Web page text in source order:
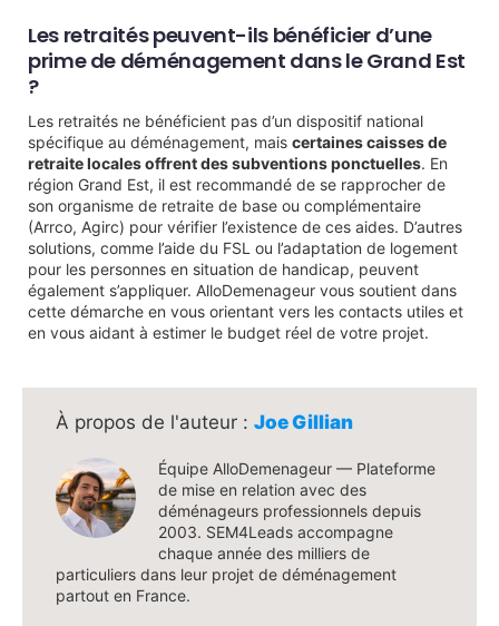
Les retraités peuvent-ils bénéficier d’une
prime de déménagement dans le Grand Est
?
Les retraités ne bénéficient pas d’un dispositif national
spécifique au déménagement, mais certaines caisses de
retraite locales offrent des subventions ponctuelles. En
région Grand Est, il est recommandé de se rapprocher de
son organisme de retraite de base ou complémentaire
(Arrco, Agirc) pour vérifier l’existence de ces aides. D’autres
solutions, comme l’aide du FSL ou l’adaptation de logement
pour les personnes en situation de handicap, peuvent
également s’appliquer. AlloDemenageur vous soutient dans
cette démarche en vous orientant vers les contacts utiles et
en vous aidant à estimer le budget réel de votre projet.
Joe Gillian
Équipe AlloDemenageur — Plateforme
de mise en relation avec des
déménageurs professionnels depuis
2003. SEM4Leads accompagne
chaque année des milliers de
particuliers dans leur projet de déménagement
partout en France.